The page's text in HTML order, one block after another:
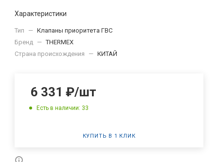
Характеристики
Тип — Клапаны приоритета ГВС
Бренд — THERMEX
Страна происхождения
— КИТАЙ
6 331 ₽/шт
Есть в наличии: 33
КУПИТЬ В 1 КЛИК